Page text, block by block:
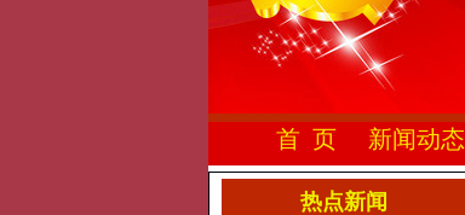
首 页 新闻动态
热点新闻